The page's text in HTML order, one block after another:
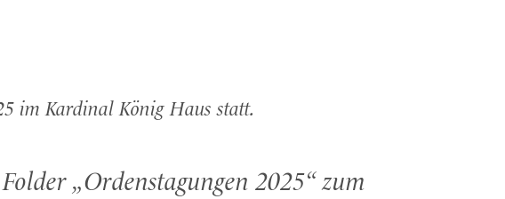
im Kardinal König Haus statt.
Folder „Ordenstagungen 2025“ zum